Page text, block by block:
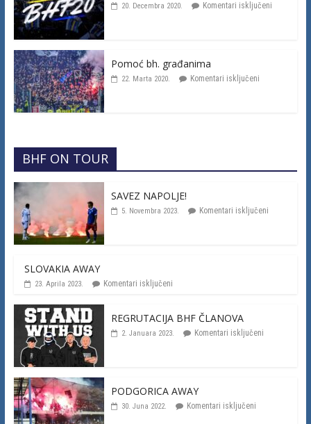
20. Decembra 2020. Komentari isključeni
Pomoć bh. građanima
22. Marta 2020. Komentari isključeni
BHF ON TOUR
SAVEZ NAPOLJE!
5. Novembra 2023. Komentari isključeni
SLOVAKIA AWAY
23. Aprila 2023. Komentari isključeni
REGRUTACIJA BHF ČLANOVA
2. Januara 2023. Komentari isključeni
PODGORICA AWAY
30. Juna 2022. Komentari isključeni